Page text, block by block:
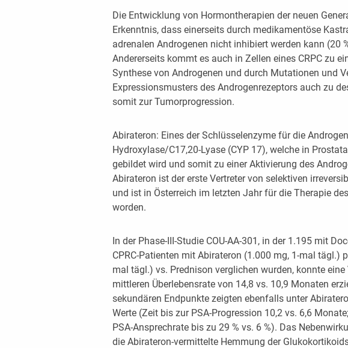
Die Entwicklung von Hormontherapien der neuen
Erkenntnis, dass einerseits durch medikamentöse
adrenalen Androgenen nicht inhibiert werden kann (20
Andererseits kommt es auch in Zellen eines CRPC zu
Synthese von Androgenen und durch Mutationen und
Expressionsmusters des Androgenrezeptors auch zu
somit zur Tumorprogression.
Abirateron: Eines der Schlüsselenzyme für die
Hydroxylase/C17,20-Lyase (CYP 17), welche in
gebildet wird und somit zu einer Aktivierung des
Abirateron ist der erste Vertreter von selektiven
und ist in Österreich im letzten Jahr für die Therapie
worden.
In der Phase-III-Studie COU-AA-301, in der 1.195 mit
CPRC-Patienten mit Abirateron (1.000 mg, 1-mal tägl.)
mal tägl.) vs. Prednison verglichen wurden, konnte eine
mittleren Überlebensrate von 14,8 vs. 10,9 Monaten
sekundären Endpunkte zeigten ebenfalls unter
Werte (Zeit bis zur PSA-Progression 10,2 vs. 6,6
PSA-Ansprechrate bis zu 29 % vs. 6 %). Das
die Abirateron-vermittelte Hemmung der